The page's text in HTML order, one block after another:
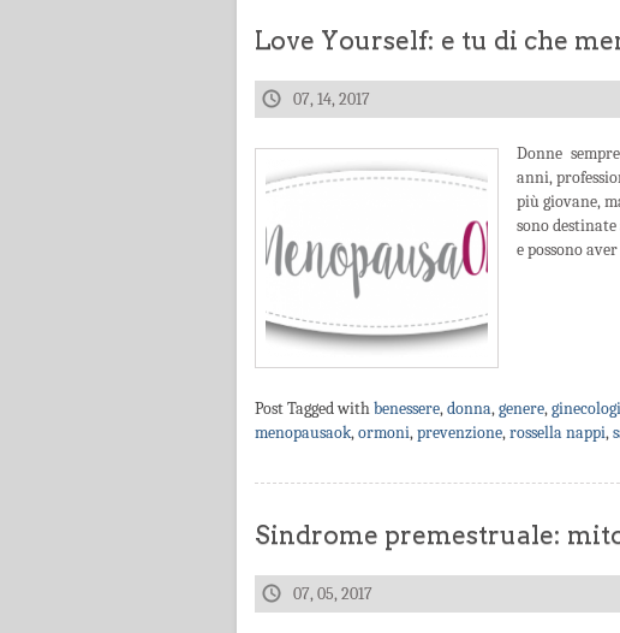
Love Yourself: e tu di che
07, 14, 2017
Donne
anni,
più giovane,
sono
e possono
Post Tagged withbenessere,donna,genere,
menopausaok,ormoni,prevenzione,rossella nappi,
Sindrome premestruale:
07, 05, 2017